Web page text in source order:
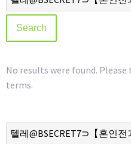
No results were found.
terms.